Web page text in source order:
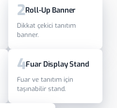
2Roll-Up Banner
Dikkat çekici tanıtım
banner.
4Fuar Display Stand
Fuar ve tanıtım için
taşınabilir stand.